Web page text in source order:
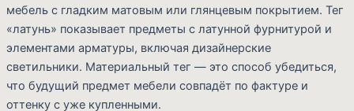
мебель с гладким матовым или глянцевым покрытием. Тег
«латунь» показывает предметы с латунной фурнитурой и
элементами арматуры, включая дизайнерские
светильники. Материальный тег — это способ убедиться,
что будущий предмет мебели совпадёт по фактуре и
оттенку с уже купленными.